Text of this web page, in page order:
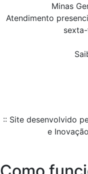
Minas
Atendimento
:: Site desenvolvido
e